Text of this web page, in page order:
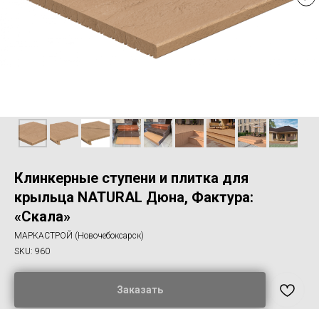
Клинкерные ступени и плитка для
крыльца NATURAL Дюна, Фактура:
«Скала»
МАРКАСТРОЙ (Новочебоксарск)
SKU: 960
Заказать